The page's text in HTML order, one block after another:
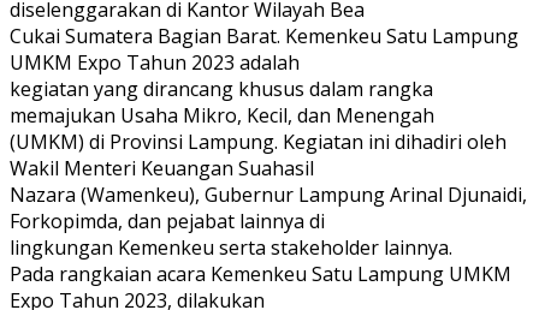
diselenggarakan di Kantor Wilayah Bea
Cukai Sumatera Bagian Barat. Kemenkeu Satu Lampung
UMKM Expo Tahun 2023 adalah
kegiatan yang dirancang khusus dalam rangka
memajukan Usaha Mikro, Kecil, dan Menengah
(UMKM) di Provinsi Lampung. Kegiatan ini dihadiri oleh
Wakil Menteri Keuangan Suahasil
Nazara (Wamenkeu), Gubernur Lampung Arinal Djunaidi,
Forkopimda, dan pejabat lainnya di
lingkungan Kemenkeu serta stakeholder lainnya.
Pada rangkaian acara Kemenkeu Satu Lampung UMKM
Expo Tahun 2023, dilakukan